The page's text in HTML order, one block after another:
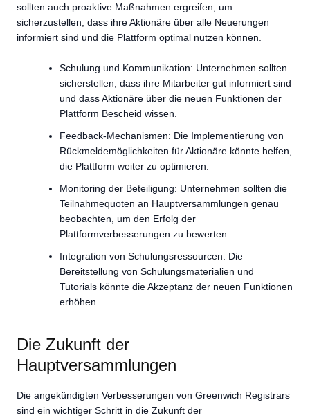
sollten auch proaktive Maßnahmen ergreifen, um
sicherzustellen, dass ihre Aktionäre über alle Neuerungen
informiert sind und die Plattform optimal nutzen können.
Schulung und Kommunikation: Unternehmen sollten
sicherstellen, dass ihre Mitarbeiter gut informiert sind
und dass Aktionäre über die neuen Funktionen der
Plattform Bescheid wissen.
Feedback-Mechanismen: Die Implementierung von
Rückmeldemöglichkeiten für Aktionäre könnte helfen,
die Plattform weiter zu optimieren.
Monitoring der Beteiligung: Unternehmen sollten die
Teilnahmequoten an Hauptversammlungen genau
beobachten, um den Erfolg der
Plattformverbesserungen zu bewerten.
Integration von Schulungsressourcen: Die
Bereitstellung von Schulungsmaterialien und
Tutorials könnte die Akzeptanz der neuen Funktionen
erhöhen.
Die Zukunft der
Hauptversammlungen
Die angekündigten Verbesserungen von Greenwich Registrars
sind ein wichtiger Schritt in die Zukunft der